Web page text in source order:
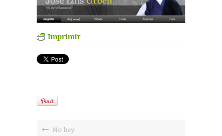
Imprimir
No hay